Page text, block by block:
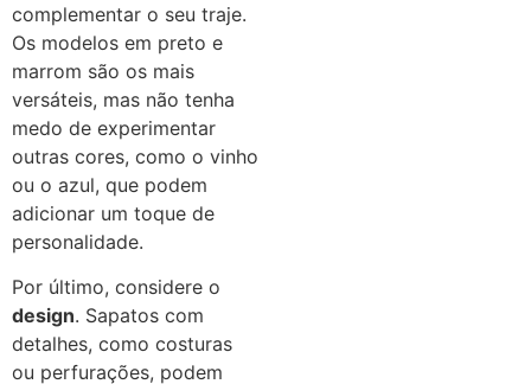
complementar o seu traje.
Os modelos em preto e
marrom são os mais
versáteis, mas não tenha
medo de experimentar
outras cores, como o vinho
ou o azul, que podem
adicionar um toque de
personalidade.
Por último, considere o
design. Sapatos com
detalhes, como costuras
ou perfurações, podem